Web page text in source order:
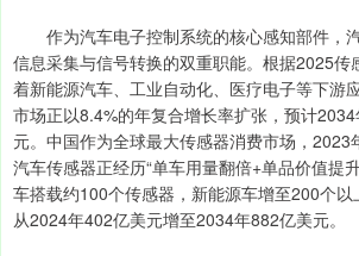
作为汽车电子控制系统的核心感知部件，
信息采集与信号转换的双重职能。根据2025传
着新能源汽车、工业自动化、医疗电子等下游
市场正以8.4%的年复合增长率扩张，预计
元。中国作为全球最大传感器消费市场，2023
汽车传感器正经历“单车用量翻倍+单品价值提
车搭载约100个传感器，新能源车增至200个
从2024年402亿美元增至2034年882亿美元。